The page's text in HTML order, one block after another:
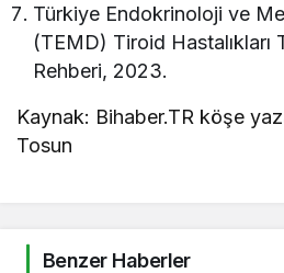
Türkiye Endokrinoloji ve
(TEMD) Tiroid Hastalıkları
Rehberi, 2023.
Kaynak: Bihaber.TR köşe
Tosun
Benzer Haberler